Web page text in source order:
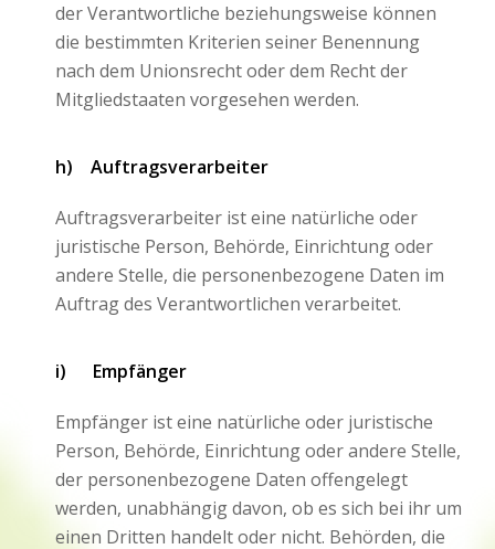
der Verantwortliche beziehungsweise können
die bestimmten Kriterien seiner Benennung
nach dem Unionsrecht oder dem Recht der
Mitgliedstaaten vorgesehen werden.
h) Auftragsverarbeiter
Auftragsverarbeiter ist eine natürliche oder
juristische Person, Behörde, Einrichtung oder
andere Stelle, die personenbezogene Daten im
Auftrag des Verantwortlichen verarbeitet.
i) Empfänger
Empfänger ist eine natürliche oder juristische
Person, Behörde, Einrichtung oder andere Stelle,
der personenbezogene Daten offengelegt
werden, unabhängig davon, ob es sich bei ihr um
einen Dritten handelt oder nicht. Behörden, die